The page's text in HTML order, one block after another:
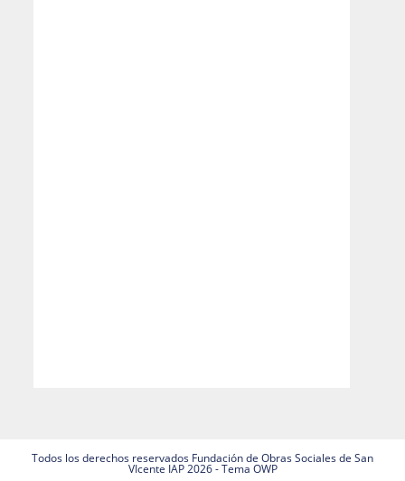
Todos los derechos reservados Fundación de Obras Sociales de San
VIcente IAP 2026 - Tema OWP